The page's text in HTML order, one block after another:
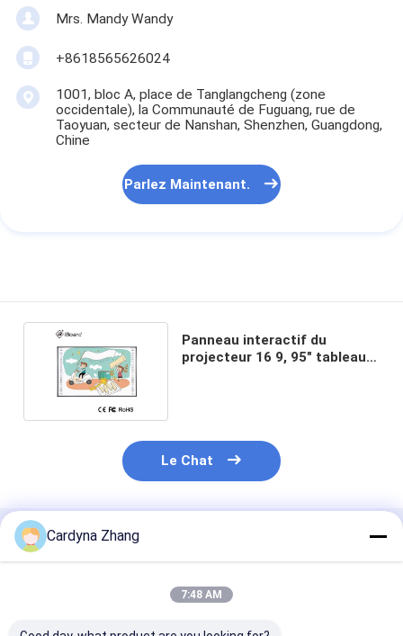
signalisation numérique
écran intelligent portable
Mrs. Mandy Wandy
+8618565626024
1001, bloc A, place de Tanglangcheng (zone
occidentale), la Communauté de Fuguang, rue de
Taoyuan, secteur de Nanshan, Shenzhen, Guangdong,
Chine
Parlez Maintenant.
Panneau interactif du
projecteur 16 9, 95" tableau
Le Chat
Produits Recommandés
Cardyna Zhang
7:48 AM